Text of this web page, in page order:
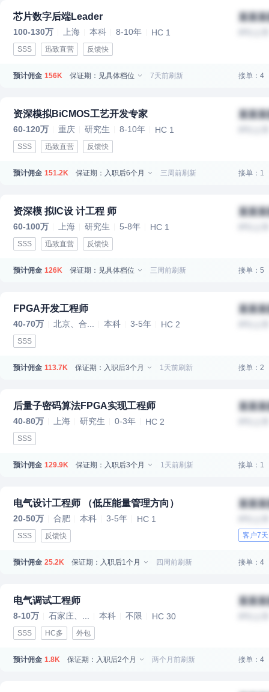
芯片数字后端Leader
100-130万 上海 本科 8-10年 HC 1
SSS 迅致直营 反馈快
某某
预计佣金 156K 保证期：见具体档位 7天前刷新 接单：4
资深模拟BiCMOS工艺开发专家
60-120万 重庆 研究生 8-10年 HC 1
SSS 迅致直营 反馈快
某某
预计佣金 151.2K 保证期：入职后6个月 三周前刷新 接单：1
资深模 拟IC设 计工程 师
60-100万 上海 研究生 5-8年 HC 1
SSS 迅致直营 反馈快
某某
预计佣金 126K 保证期：见具体档位 三周前刷新 接单：5
FPGA开发工程师
40-70万 北京、合... 本科 3-5年 HC 2
SSS
某某
预计佣金 113.7K 保证期：入职后3个月 1天前刷新 接单：2
后量子密码算法FPGA实现工程师
40-80万 上海 研究生 0-3年 HC 2
SSS
某某
预计佣金 129.9K 保证期：入职后3个月 1天前刷新 接单：1
电气设计工程师 （低压能量管理方向）
20-50万 合肥 本科 3-5年 HC 1
SSS 反馈快
某某
客户7
预计佣金 25.2K 保证期：入职后1个月 四周前刷新 接单：4
电气调试工程师
8-10万 石家庄、... 本科 不限 HC 30
SSS HC多 外包
某某
预计佣金 1.8K 保证期：入职后2个月 两个月前刷新 接单：4